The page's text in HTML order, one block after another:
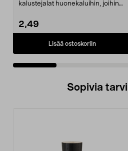
kalustejalat huonekaluihin, joihin
2,49
Lisää ostoskoriin
Sopivia